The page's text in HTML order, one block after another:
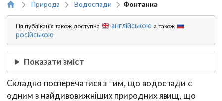
Природа Водоспади Фонтанка
Ця публікація також доступна англійською а також
російською
Показати зміст
Складно посперечатися з тим, що водоспади є
одним з найдивовижніших природних явищ, що